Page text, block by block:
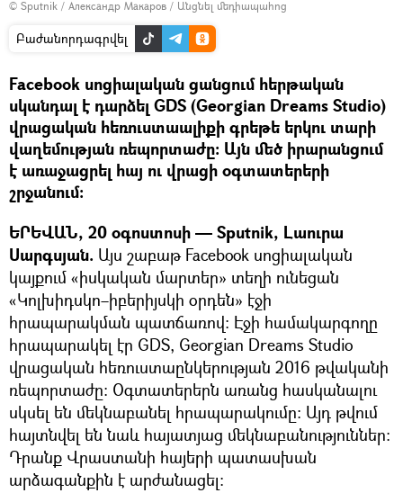
© Sputnik / Александр Макаров / Անցնել մեդիապահոց
Բաժանորդագրվել
Facebook սոցիալական ցանցում հերթական
սկանդալ է դարձել GDS (Georgian Dreams Studio)
վրացական հեռուստաալիքի գրեթե երկու տարի
վաղեմության ռեպորտաժը։ Այն մեծ իրարանցում
է առաջացրել հայ ու վրացի օգտատերերի
շրջանում։
ԵՐԵՎԱՆ, 20 օգոստոսի — Sputnik, Լաուրա
Սարգսյան. Այս շաբաթ Facebook սոցիալական
կայքում «իսկական մարտեր» տեղի ունեցան
«Կոլխիդսկո–իբերիյսկի օրդեն» էջի
հրապարակման պատճառով։ Էջի համակարգողը
հրապարակել էր GDS, Georgian Dreams Studio
վրացական հեռուստաընկերության 2016 թվականի
ռեպորտաժը։ Օգտատերերն առանց հասկանալու
սկսել են մեկնաբանել հրապարակումը։ Այդ թվում
հայտնվել են նաև հայատյաց մեկնաբանություններ։
Դրանք Վրաստանի հայերի պատասխան
արձագանքին է արժանացել։